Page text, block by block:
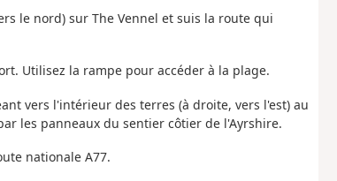
le nord) sur The Vennel et suis la route qui
Utilisez la rampe pour accéder à la plage.
vers l'intérieur des terres (à droite, vers l'est) au
les panneaux du sentier côtier de l'Ayrshire.
nationale A77.